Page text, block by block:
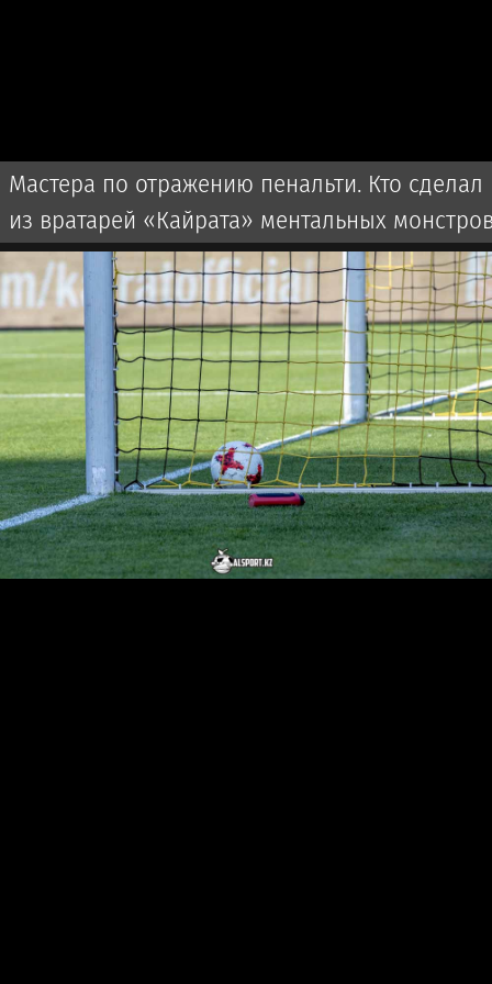
Мастера по отражению пенальти. Кто сделал
из вратарей «Кайрата» ментальных